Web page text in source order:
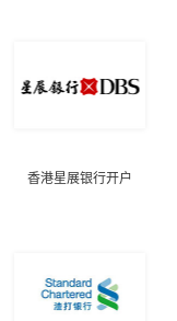
香港星展银行开户